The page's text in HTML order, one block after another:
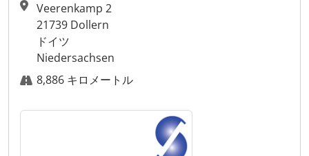
Veerenkamp 2
21739 Dollern
ドイツ
Niedersachsen
8,886 キロメートル